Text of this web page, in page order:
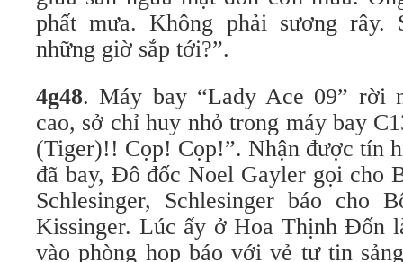
phất mưa. Không phải sương rây.
những giờ sắp tới?”.
4g48. Máy bay “Lady Ace 09” rời
cao, sở chỉ huy nhỏ trong máy bay
(Tiger)!! Cọp! Cọp!”. Nhận được tín
đã bay, Đô đốc Noel Gayler gọi cho
Schlesinger, Schlesinger báo cho
Kissinger. Lúc ấy ở Hoa Thịnh Đốn
vào phòng họp báo với vẻ tự tin